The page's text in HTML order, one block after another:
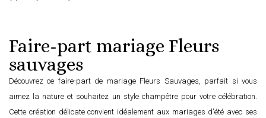
Faire-part mariage Fleurs
sauvages
Découvrez ce faire-part de mariage Fleurs Sauvages, parfait si vous
aimez la nature et souhaitez un style champêtre pour votre célébration.
Cette création délicate convient idéalement aux mariages d'été avec ses